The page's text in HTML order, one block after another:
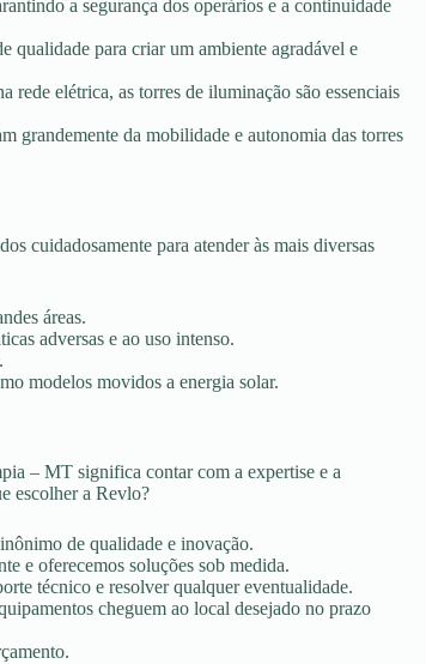
a segurança dos operários e a continuidade
qualidade para criar um ambiente agradável e
rede elétrica, as torres de iluminação são essenciais
grandemente da mobilidade e autonomia das torres
cuidadosamente para atender às mais diversas
áreas.
adversas e ao uso intenso.
modelos movidos a energia solar.
– MT significa contar com a expertise e a
escolher a Revlo?
de qualidade e inovação.
e oferecemos soluções sob medida.
técnico e resolver qualquer eventualidade.
cheguem ao local desejado no prazo